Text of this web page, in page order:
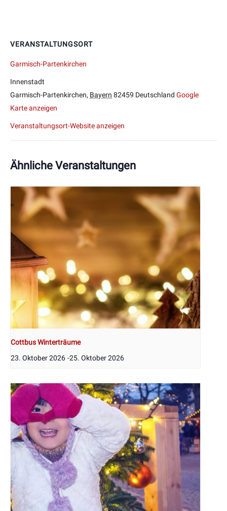
VERANSTALTUNGSORT
Garmisch-Partenkirchen
Innenstadt
Garmisch-Partenkirchen, Bayern 82459 Deutschland Google
Karte anzeigen
Veranstaltungsort-Website anzeigen
Ähnliche Veranstaltungen
Cottbus Winterträume
23. Oktober 2026 -25. Oktober 2026